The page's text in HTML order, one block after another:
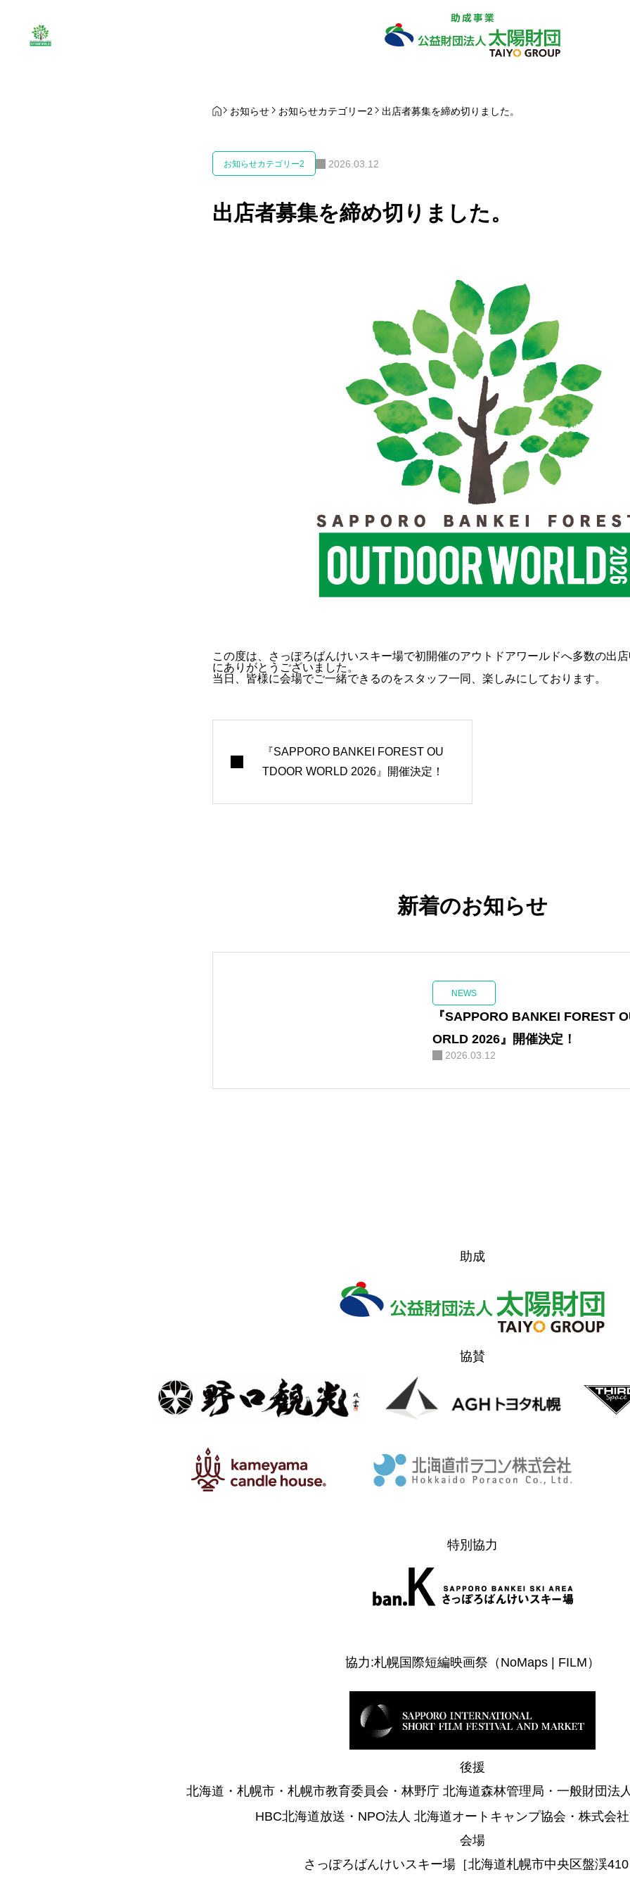
会場案内
お知らせ お知らせカテゴリー2 出店者募集を締め切りました。
お知らせカテゴリー2 2026.03.12
出店者募集を締め切りました。
この度は、さっぽろばんけいスキー場で初開催のアウトドアワールドへ多数の出
にありがとうございました。
当日、皆様に会場でご一緒できるのをスタッフ一同、楽しみにしております。
『SAPPORO BANKEI FOREST OU
TDOOR WORLD 2026』開催決定！
新着のお知らせ
NEWS
『SAPPORO BANKEI FOREST
ORLD 2026』開催決定！
2026.03.12
助成
協賛
特別協力
協力:札幌国際短編映画祭（NoMaps | FILM）
後援
北海道・札幌市・札幌市教育委員会・林野庁 北海道森林管理局・一般財団法
HBC北海道放送・NPO法人 北海道オートキャンプ協会・株式会
会場
さっぽろばんけいスキー場［北海道札幌市中央区盤渓410